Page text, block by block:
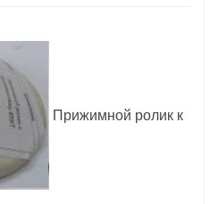
Прижимной ролик к